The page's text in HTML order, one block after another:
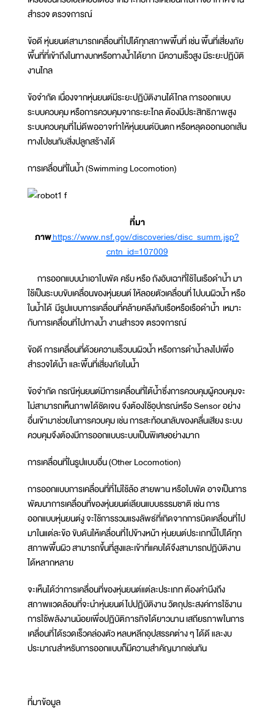
สำรวจ ตรวจการณ์
ข้อดี หุ่นยนต์สามารถเคลื่อนที่ไปได้ทุกสภาพพื้นที่ เช่น พื้นที่เสี่ยงภัย
พื้นที่ที่เข้าถึงในทางบกหรือทางน้ำได้ยาก มีความเร็วสูง มีระยะปฏิบัติ
งานไกล
ข้อจำกัด เนื่องจากหุ่นยนต์มีระยะปฏิบัติงานได้ไกล การออกแบบ
ระบบควบคุม หรือการควบคุมจากระยะไกล ต้องมีประสิทธิภาพสูง
ระบบควบคุมที่ไม่ดีพออาจทำให้หุ่นยนต์บินตก หรือหลุดออกนอกเส้น
ทางไปชนกับสิ่งปลูกสร้างได้
การเคลื่อนที่ในน้ำ (Swimming Locomotion)
ที่มา
ภาพhttps://www.nsf.gov/discoveries/disc_summ.jsp?
cntn_id=107009
การออกแบบนำเอาใบพัด ครีบ หรือ ถังอับเฉาที่ใช้ในเรือดำน้ำ มา
ใช้เป็นระบบขับเคลื่อนของหุ่นยนต์ ให้ลอยตัวเคลื่อนที่ ไปบนผิวน้ำ หรือ
ในน้ำได้ มีรูปแบบการเคลื่อนที่คล้ายคลึงกับเรือหรือเรือดำน้ำ เหมาะ
กับการเคลื่อนที่ไปทางน้ำ งานสำรวจ ตรวจการณ์
ข้อดี การเคลื่อนที่ด้วยความเร็วบนผิวน้ำ หรือการดำน้ำลงไปเพื่อ
สำรวจใต้น้ำ และพื้นที่เสี่ยงภัยในน้ำ
ข้อจำกัด กรณีหุ่นยนต์มีการเคลื่อนที่ใต้น้ำซึ่งการควบคุมผู้ควบคุมจะ
ไม่สามารถเห็นภาพได้ชัดเจน จึงต้องใช้อุปกรณ์หรือ Sensor อย่าง
อื่นเข้ามาช่วยในการควบคุม เช่น การสะท้อนกลับของคลื่นเสียง ระบบ
ควบคุมจึงต้องมีการออกแบบระบบเป็นพิเศษอย่างมาก
การเคลื่อนที่ในรูปแบบอื่น (Other Locomotion)
การออกแบบการเคลื่อนที่ที่ไม่ใช้ล้อ สายพาน หรือใบพัด อาจเป็นการ
พัฒนาการเคลื่อนที่ของหุ่นยนต์เลียนแบบธรรมชาติ เช่น การ
ออกแบบหุ่นยนต์งู จะใช้การรวมแรงลัพธ์ที่เกิดจากการบิดเคลื่อนที่ไป
มาในแต่ละข้อ ขับดันให้เคลื่อนที่ไปข้างหน้า หุ่นยนต์ประเภทนี้ไปได้ทุก
สภาพพื้นผิว สามารถขึ้นที่สูงและเข้าที่แคบได้จึงสามารถปฏิบัติงาน
ได้หลากหลาย
จะเห็นได้ว่าการเคลื่อนที่ของหุ่นยนต์แต่ละประเภท ต้องคำนึงถึง
สภาพแวดล้อมที่จะนำหุ่นยนต์ไปปฏิบัติงาน วัตถุประสงค์การใช้งาน
การใช้พลังงานน้อยเพื่อปฏิบัติภารกิจได้ยาวนาน เสถียรภาพในการ
เคลื่อนที่ได้รวดเร็วคล่องตัว หลบหลีกอุปสรรคต่าง ๆ ได้ดี และงบ
ประมาณสำหรับการออกแบบก็มีความสำคัญมากเช่นกัน
ที่มาข้อมูล